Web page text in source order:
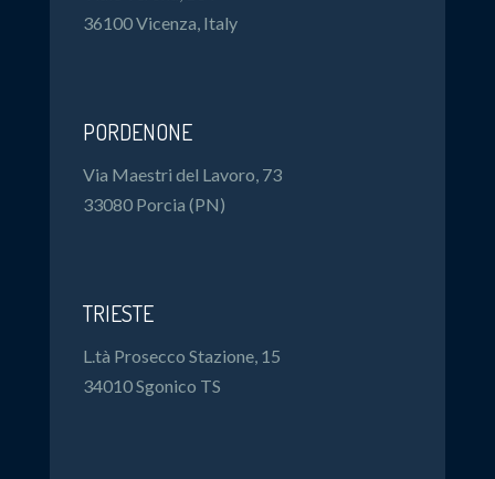
36100 Vicenza, Italy
PORDENONE
Via Maestri del Lavoro, 73
33080 Porcia (PN)
TRIESTE
L.tà Prosecco Stazione, 15
34010 Sgonico TS